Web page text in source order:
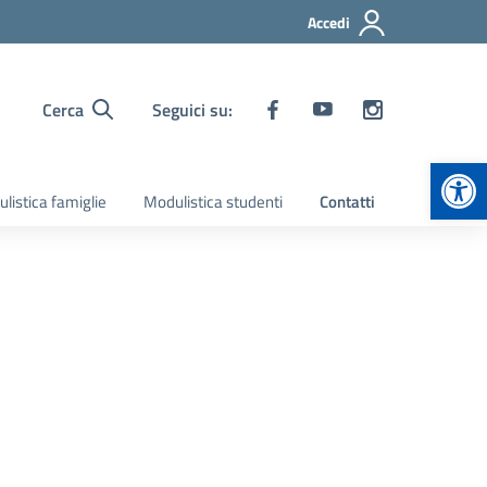
Accedi
Cerca Seguici su:
famiglie Modulistica studenti Contatti